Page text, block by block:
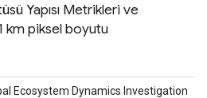
Yapısı Metrikleri ve
km piksel boyutu
Ecosystem Dynamics Investigation